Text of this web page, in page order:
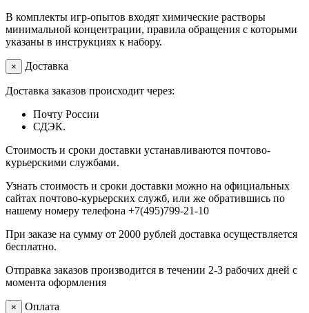
В комплекты игр-опытов входят химические растворы
минимальной концентрации, правила обращения с которыми
указаны в инструкциях к набору.
× Доставка
Доставка заказов происходит через:
Почту России
СДЭК.
Стоимость и сроки доставки устанавливаются почтово-
курьерскими службами.
Узнать стоимость и сроки доставки можно на официальных
сайтах почтово-курьерских служб, или же обратившись по
нашему номеру телефона +7(495)799-21-10
При заказе на сумму от 2000 рублей доставка осуществляется
бесплатно.
Отправка заказов производится в течении 2-3 рабочих дней с
момента оформления
× Оплата